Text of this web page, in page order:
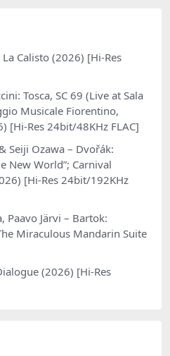
Calisto (2026) [Hi-Res
Tosca, SC 69 (Live at Sala
Musicale Fiorentino,
[Hi-Res 24bit/48KHz FLAC]
Seiji Ozawa – Dvořák:
New World”; Carnival
[Hi-Res 24bit/192KHz
Paavo Järvi – Bartok:
Miraculous Mandarin Suite
(2026) [Hi-Res